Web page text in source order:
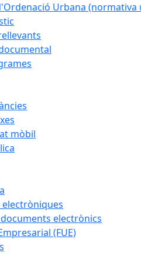
Urbana (normativa
mòbil
electrònics
(FUE)